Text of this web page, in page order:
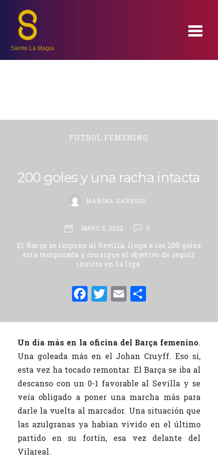
Siente La Magia
FÚTBOL FEMENINO
200 goles y una racha intacta
MARINA GARRIDO
MAYO 5, 2022 0
El Barça se impone al Sevilla, llega a los 200 goles
esta temporada y consigue el objetivo de seguir
invicto en la liga.
F
c
e
b
o
o
k
T
it
te
r
E
ai
l
m
p
ar
ti
r
Un día más en la oficina del Barça femenino.
Una goleada más en el Johan Cruyff. Eso sí,
esta vez ha tocado remontar. El Barça se iba al
descanso con un 0-1 favorable al Sevilla y se
veía obligado a poner una marcha más para
darle la vuelta al marcador. Una situación que
las azulgranas ya habían vivido en el último
partido en su fortín, esa vez delante del
Vilareal.